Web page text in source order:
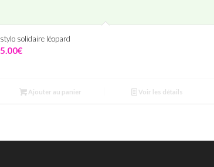
stylo solidaire léopard
5.00€
Ajouter au panier Voir les détails